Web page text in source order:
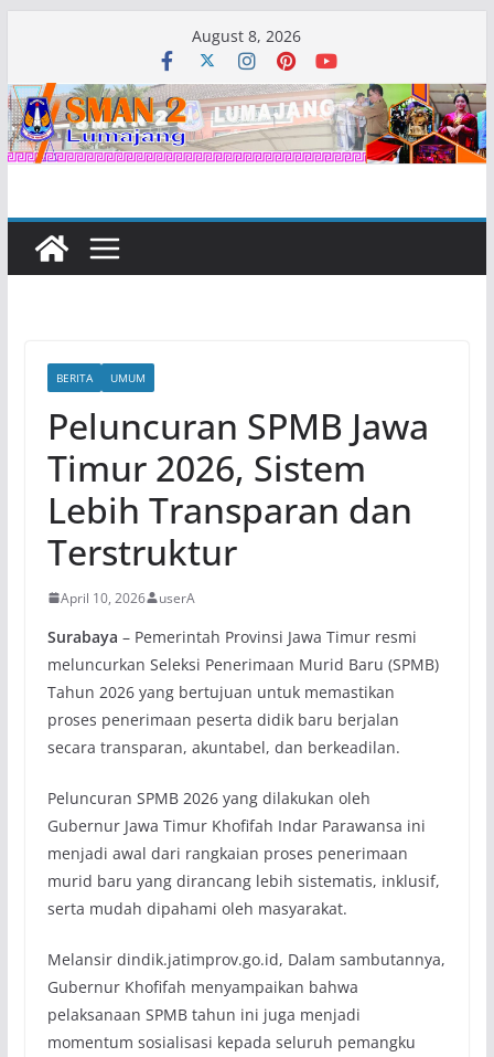
content
August 8, 2026
BERITA UMUM
Peluncuran SPMB Jawa
Timur 2026, Sistem
Lebih Transparan dan
Terstruktur
April 10, 2026 userA
Surabaya – Pemerintah Provinsi Jawa Timur resmi
meluncurkan Seleksi Penerimaan Murid Baru (SPMB)
Tahun 2026 yang bertujuan untuk memastikan
proses penerimaan peserta didik baru berjalan
secara transparan, akuntabel, dan berkeadilan.
Peluncuran SPMB 2026 yang dilakukan oleh
Gubernur Jawa Timur Khofifah Indar Parawansa ini
menjadi awal dari rangkaian proses penerimaan
murid baru yang dirancang lebih sistematis, inklusif,
serta mudah dipahami oleh masyarakat.
Melansir dindik.jatimprov.go.id, Dalam sambutannya,
Gubernur Khofifah menyampaikan bahwa
pelaksanaan SPMB tahun ini juga menjadi
momentum sosialisasi kepada seluruh pemangku